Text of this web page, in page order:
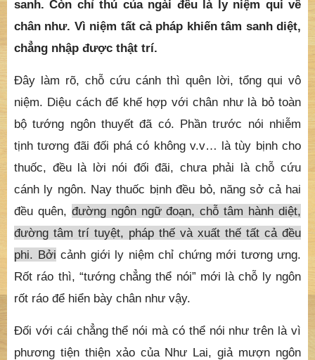
sanh. Còn chỉ thú của ngài đều là ly niệm qui về
chân như. Vì niệm tất cả pháp khiến tâm sanh diệt,
chẳng nhập được thật trí.
Đây làm rõ, chỗ cứu cánh thì quên lời, tổng qui vô
niệm. Diệu cách để khế hợp với chân như là bỏ toàn
bộ tướng ngôn thuyết đã có. Phần trước nói nhiễm
tịnh tương đãi đối phá có không v.v… là tùy bịnh cho
thuốc, đều là lời nói đối đãi, chưa phải là chỗ cứu
cánh ly ngôn. Nay thuốc bịnh đều bỏ, năng sở cả hai
đều quên, đường ngôn ngữ đoạn, chỗ tâm hành diệt,
đường tâm trí tuyệt, pháp thế và xuất thế tất cả đều
phi. Bởi cảnh giới ly niệm chỉ chứng mới tương ưng.
Rốt ráo thì, “tướng chẳng thể nói” mới là chỗ ly ngôn
rốt ráo để hiển bày chân như vậy.
Đối với cái chẳng thể nói mà có thể nói như trên là vì
phương tiện thiện xảo của Như Lai, giả mượn ngôn